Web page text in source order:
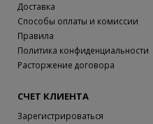
Доставка
Способы оплаты и комиссии
Правила
Политика конфиденциальности
Расторжение договора
СЧЕТ КЛИЕНТА
Зарегистрироваться